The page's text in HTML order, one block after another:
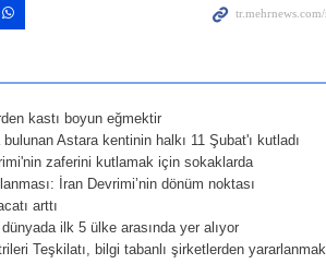
kastı boyun eğmektir
bulunan Astara kentinin halkı 11 Şubat'ı kutladı
zaferini kutlamak için sokaklarda
İran Devrimi’nin dönüm noktası
arttı
ilk 5 ülke arasında yer alıyor
Teşkilatı, bilgi tabanlı şirketlerden